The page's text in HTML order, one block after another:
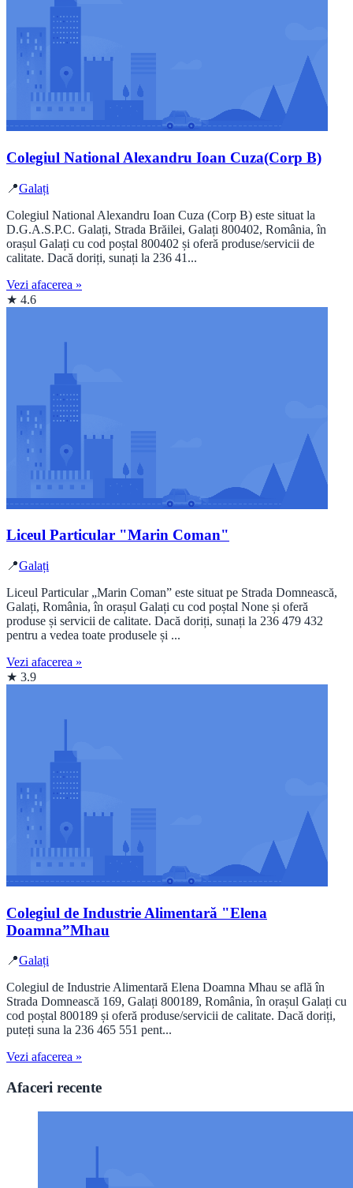
Colegiul National Alexandru Ioan Cuza(Corp B)
📍Galați
Colegiul National Alexandru Ioan Cuza (Corp B) este situat la
D.G.A.S.P.C. Galați, Strada Brăilei, Galați 800402, România, în
orașul Galați cu cod poștal 800402 și oferă produse/servicii de
calitate. Dacă doriți, sunați la 236 41...
Vezi afacerea »
★ 4.6
Liceul Particular "Marin Coman"
📍Galați
Liceul Particular „Marin Coman” este situat pe Strada Domnească,
Galați, România, în orașul Galați cu cod poștal None și oferă
produse și servicii de calitate. Dacă doriți, sunați la 236 479 432
pentru a vedea toate produsele și ...
Vezi afacerea »
★ 3.9
Colegiul de Industrie Alimentară "Elena
Doamna”Mhau
📍Galați
Colegiul de Industrie Alimentară Elena Doamna Mhau se află în
Strada Domnească 169, Galați 800189, România, în orașul Galați cu
cod poștal 800189 și oferă produse/servicii de calitate. Dacă doriți,
puteți suna la 236 465 551 pent...
Vezi afacerea »
Afaceri recente